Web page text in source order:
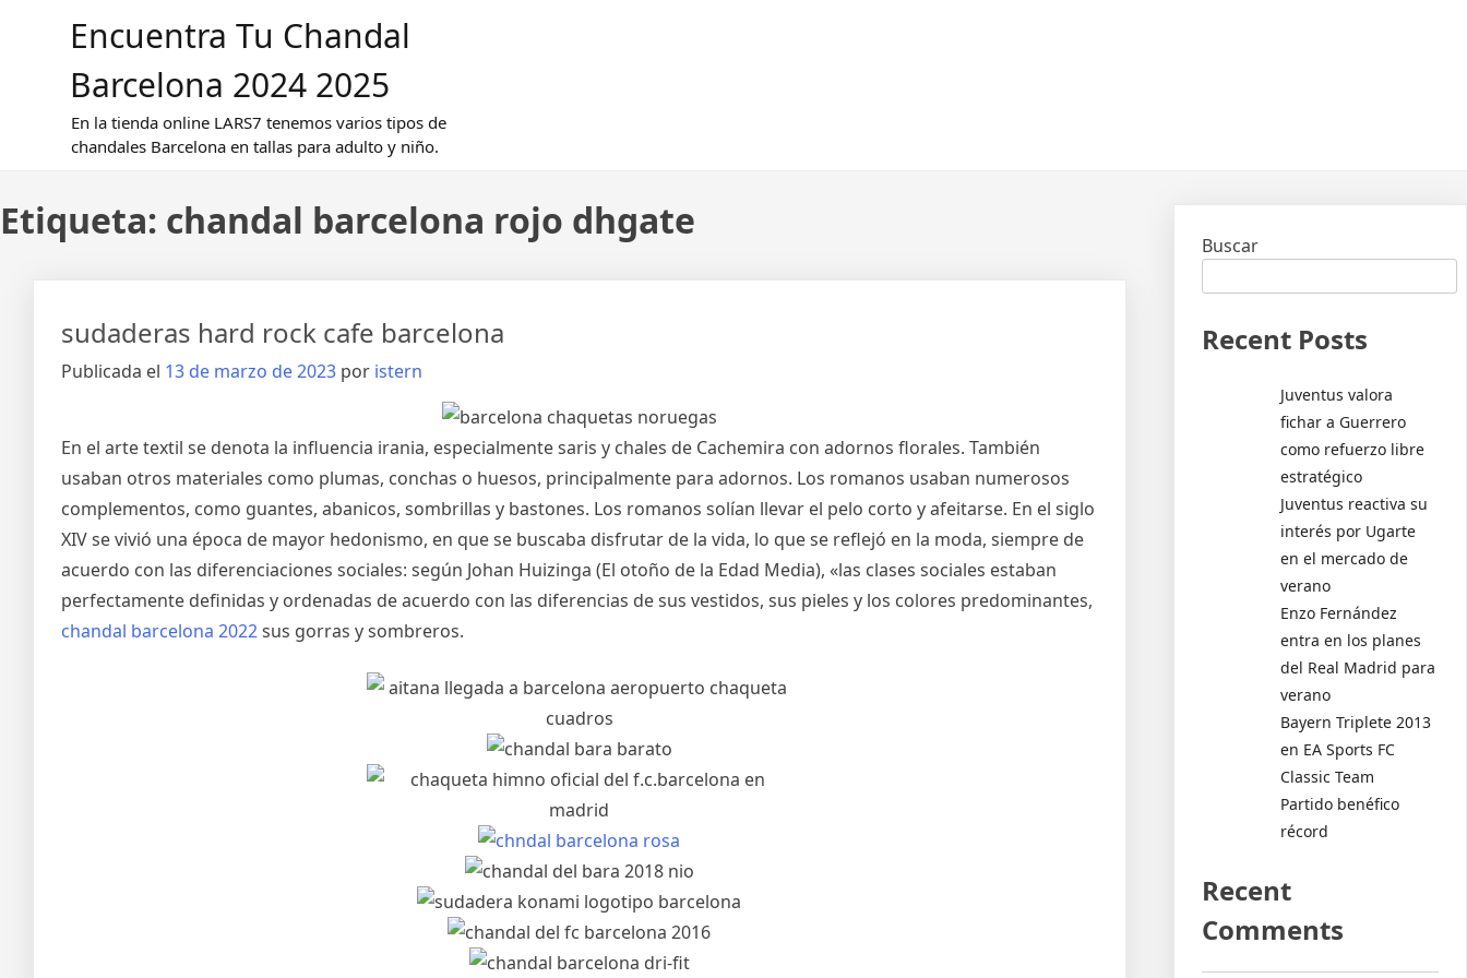
Encuentra Tu Chandal
Barcelona 2024 2025
En la tienda online LARS7 tenemos varios tipos de
chandales Barcelona en tallas para adulto y niño.
Etiqueta: chandal barcelona rojo dhgate
sudaderas hard rock cafe barcelona
Publicada el 13 de marzo de 2023 por istern
En el arte textil se denota la influencia irania, especialmente saris y chales de Cachemira con adornos florales. También
usaban otros materiales como plumas, conchas o huesos, principalmente para adornos. Los romanos usaban numerosos
complementos, como guantes, abanicos, sombrillas y bastones. Los romanos solían llevar el pelo corto y afeitarse. En el siglo
XIV se vivió una época de mayor hedonismo, en que se buscaba disfrutar de la vida, lo que se reflejó en la moda, siempre de
acuerdo con las diferenciaciones sociales: según Johan Huizinga (El otoño de la Edad Media), «las clases sociales estaban
perfectamente definidas y ordenadas de acuerdo con las diferencias de sus vestidos, sus pieles y los colores predominantes,
chandal barcelona 2022sus gorras y sombreros.
Buscar
Recent Posts
Juventus valora
fichar a Guerrero
como refuerzo libre
estratégico
Juventus reactiva su
interés por Ugarte
en el mercado de
verano
Enzo Fernández
entra en los planes
del Real Madrid para
verano
Bayern Triplete 2013
en EA Sports FC
Classic Team
Partido benéfico
récord
Recent
Comments